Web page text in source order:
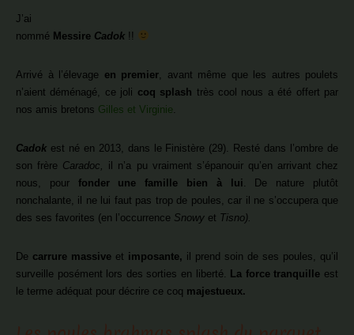
J’ai
nommé Messire Cadok !!
Arrivé à l’élevage en premier , avant même que les autres poulets
n’aient déménagé, ce joli coq splash très cool nous a été offert par
nos amis bretons Gilles et Virginie
Cadok est né en 2013, dans le Finistère (29). Resté dans l’ombre de
son frère Caradoc,
il n’a pu vraiment s’épanouir qu’en arrivant chez
nous, pourfonder une famille bien à lui . De nature plutôt
nonchalante, il ne lui faut pas trop de poules, car il ne s’occupera que
des ses favorites (en l’occurrence Snowy et Tisno).
De carrure massive et imposante, il prend soin de ses poules, qu’il
surveille posément lors des sorties en liberté. La force tranquille est
le terme adéquat pour décrire ce coq majestueux.